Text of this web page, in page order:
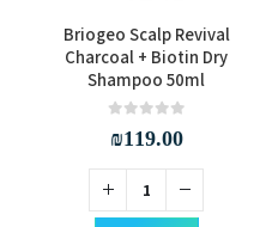
Briogeo Scalp Revival
Charcoal + Biotin Dry
Shampoo 50ml
₪119.00